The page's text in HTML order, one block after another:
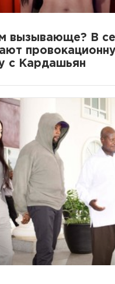
вызывающе? В
с Кардашьян